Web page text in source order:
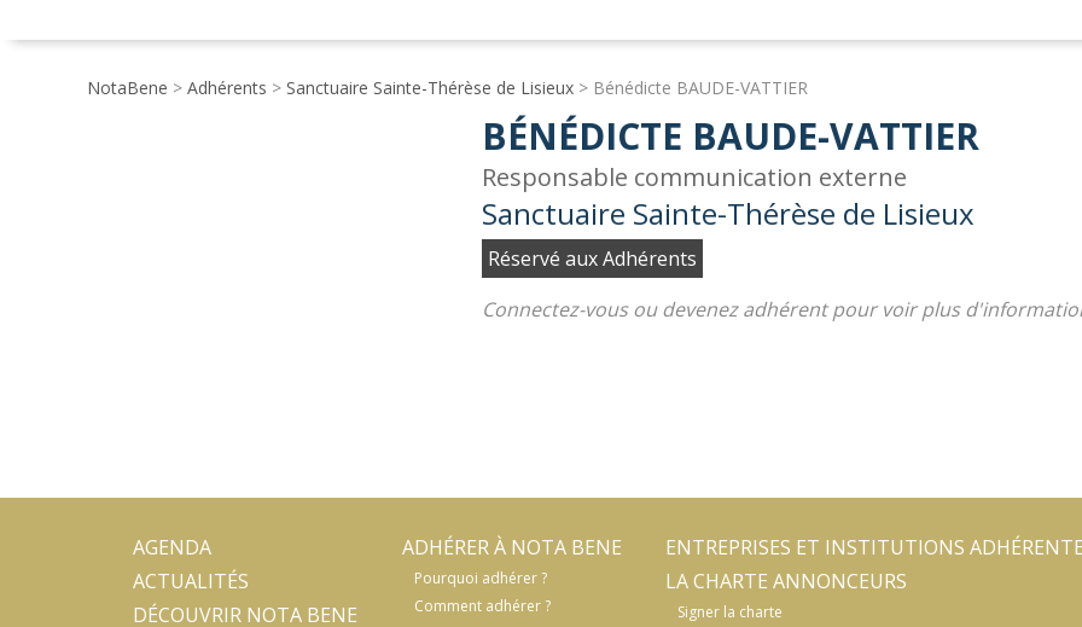
NotaBene > Adhérents > Sanctuaire Sainte-Thérèse de Lisieux > Bénédicte BAUDE-VATTIER
BÉNÉDICTE BAUDE-VATTIER
Responsable communication externe
Sanctuaire Sainte-Thérèse de Lisieux
Réservé aux Adhérents
Connectez-vous ou devenez adhérent pour voir plus
AGENDA
ACTUALITÉS
DÉCOUVRIR NOTA BENE
ADHÉRER À NOTA BENE
Pourquoi adhérer ?
Comment adhérer ?
ENTREPRISES ET INSTITUTIONS
LA CHARTE ANNONCEURS
Signer la charte